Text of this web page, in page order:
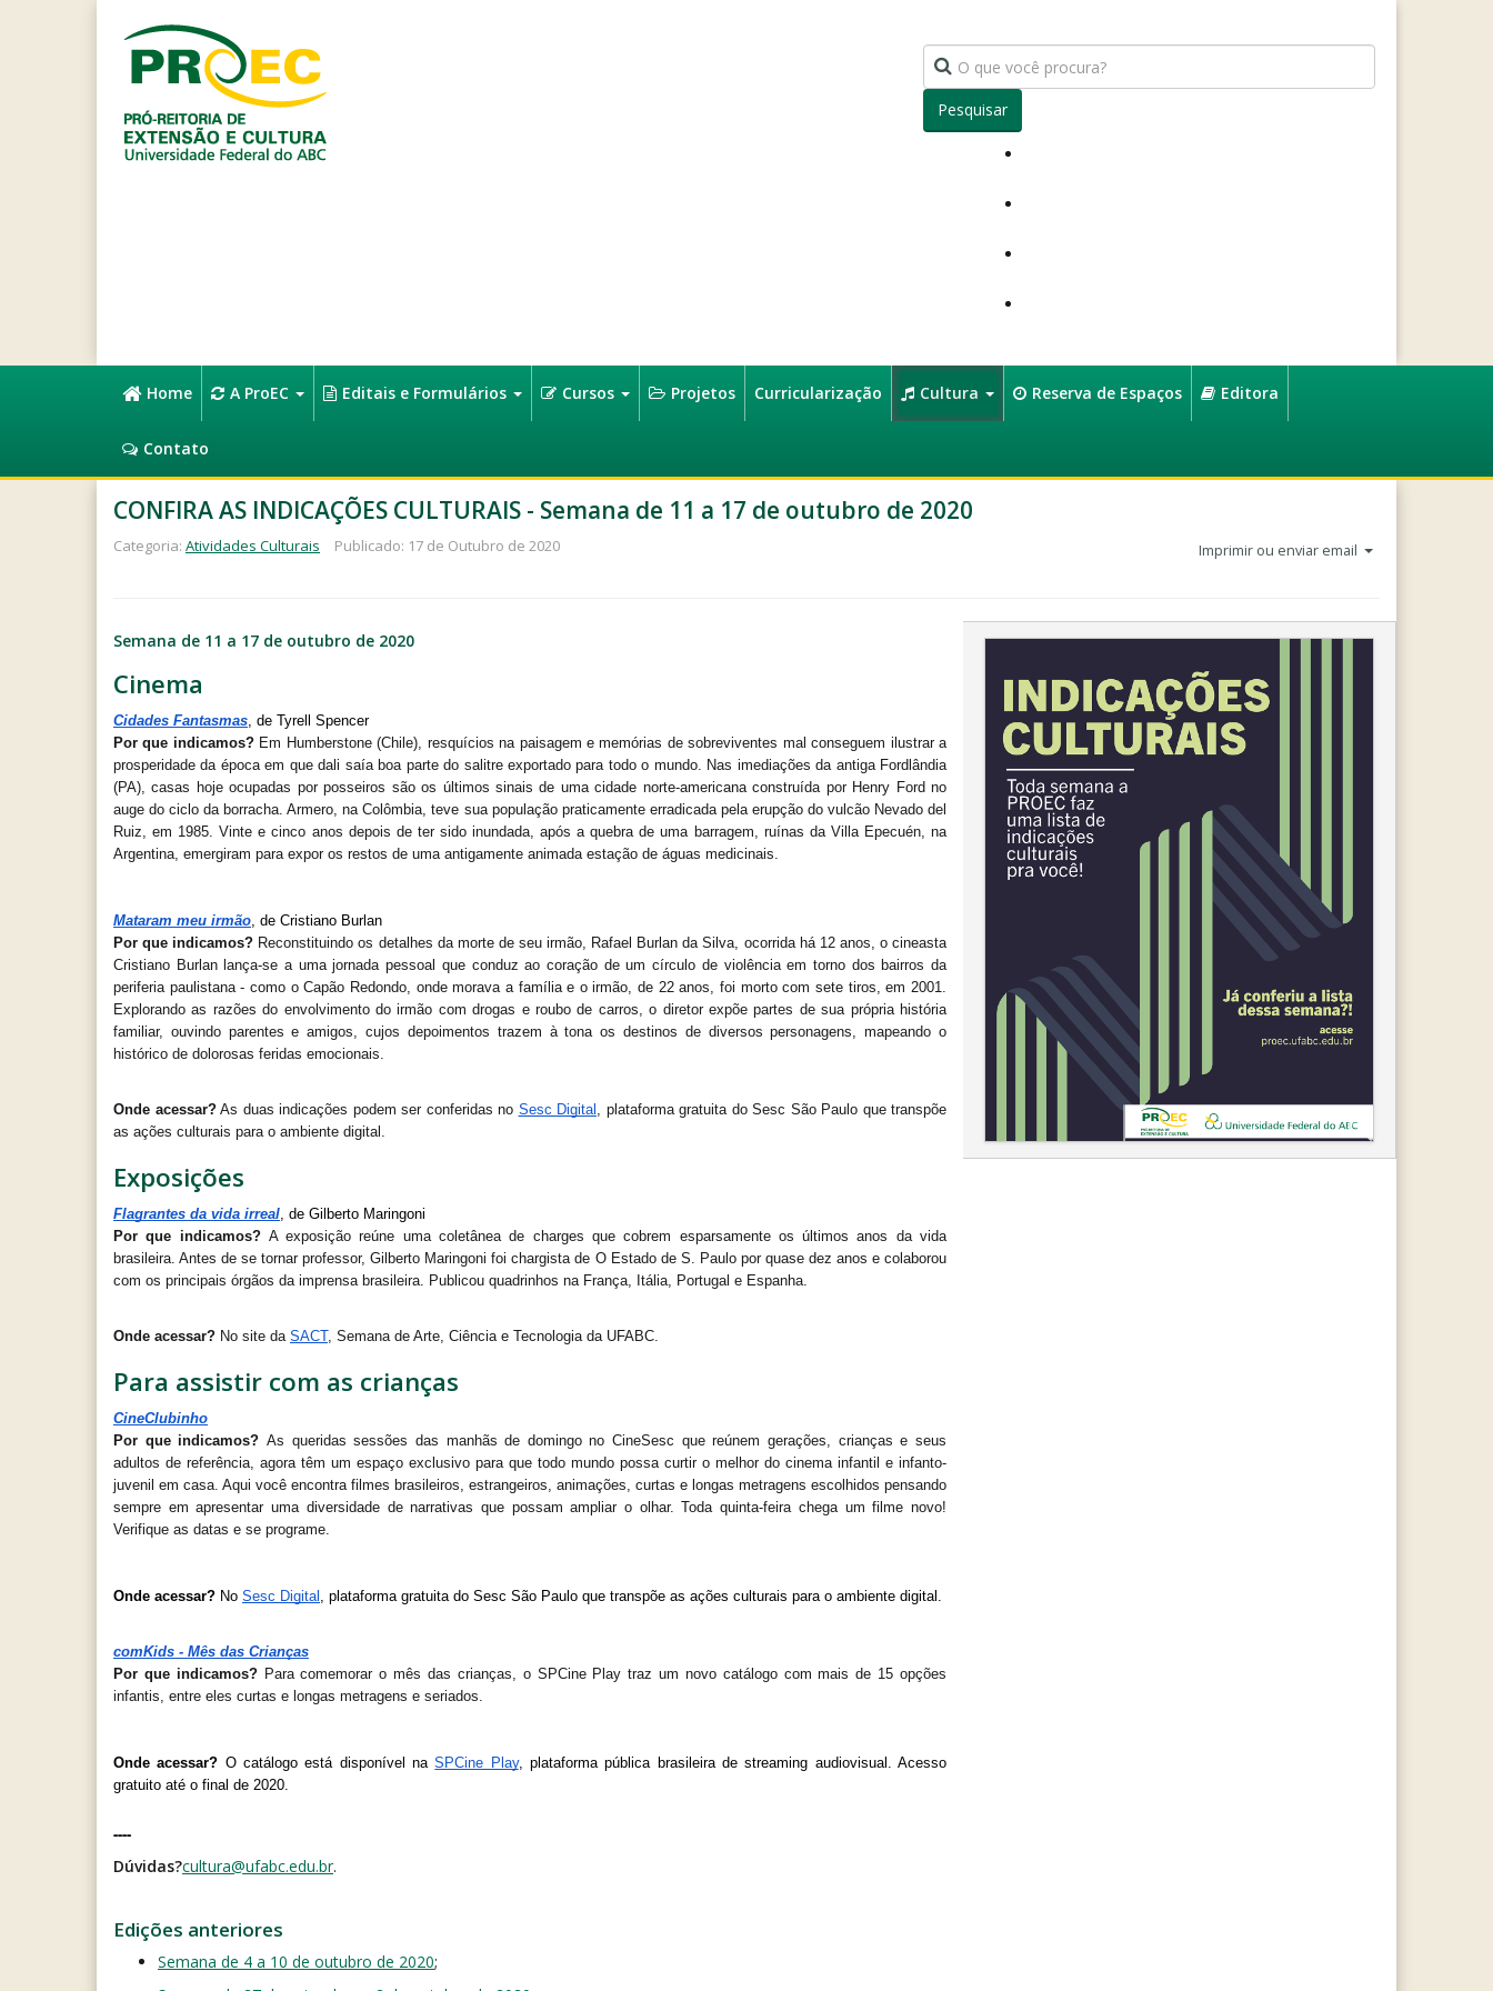
Pesquisar
Home A ProEC Editais e Formulários Cursos Projetos Curricularização Cultura Reserva de Espaços Editora
Contato
CONFIRA AS INDICAÇÕES CULTURAIS - Semana de 11 a 17 de outubro de 2020
Imprimir ou enviar email
Categoria: Atividades Culturais Publicado: 17 de Outubro de 2020
Semana de 11 a 17 de outubro de 2020
Cinema
Cidades Fantasmas, de Tyrell Spencer
Por que indicamos? Em Humberstone (Chile), resquícios na paisagem e memórias de sobreviventes mal conseguem ilustrar a
prosperidade da época em que dali saía boa parte do salitre exportado para todo o mundo. Nas imediações da antiga Fordlândia
(PA), casas hoje ocupadas por posseiros são os últimos sinais de uma cidade norte-americana construída por Henry Ford no
auge do ciclo da borracha. Armero, na Colômbia, teve sua população praticamente erradicada pela erupção do vulcão Nevado del
Ruiz, em 1985. Vinte e cinco anos depois de ter sido inundada, após a quebra de uma barragem, ruínas da Villa Epecuén, na
Argentina, emergiram para expor os restos de uma antigamente animada estação de águas medicinais.
Mataram meu irmão, de Cristiano Burlan
Por que indicamos? Reconstituindo os detalhes da morte de seu irmão, Rafael Burlan da Silva, ocorrida há 12 anos, o cineasta
Cristiano Burlan lança-se a uma jornada pessoal que conduz ao coração de um círculo de violência em torno dos bairros da
periferia paulistana - como o Capão Redondo, onde morava a família e o irmão, de 22 anos, foi morto com sete tiros, em 2001.
Explorando as razões do envolvimento do irmão com drogas e roubo de carros, o diretor expõe partes de sua própria história
familiar, ouvindo parentes e amigos, cujos depoimentos trazem à tona os destinos de diversos personagens, mapeando o
histórico de dolorosas feridas emocionais.
Onde acessar? As duas indicações podem ser conferidas no Sesc Digital , plataforma gratuita do Sesc São Paulo que transpõe
as ações culturais para o ambiente digital.
Exposições
Flagrantes da vida irreal, de Gilberto Maringoni
Por que indicamos? A exposição reúne uma coletânea de charges que cobrem esparsamente os últimos anos da vida
brasileira. Antes de se tornar professor, Gilberto Maringoni foi chargista de O Estado de S. Paulo por quase dez anos e colaborou
com os principais órgãos da imprensa brasileira. Publicou quadrinhos na França, Itália, Portugal e Espanha.
Onde acessar? No site da SACT, Semana de Arte, Ciência e Tecnologia da UFABC.
Para assistir com as crianças
CineClubinho
Por que indicamos? As queridas sessões das manhãs de domingo no CineSesc que reúnem gerações, crianças e seus
adultos de referência, agora têm um espaço exclusivo para que todo mundo possa curtir o melhor do cinema infantil e infanto-
juvenil em casa. Aqui você encontra filmes brasileiros, estrangeiros, animações, curtas e longas metragens escolhidos pensando
sempre em apresentar uma diversidade de narrativas que possam ampliar o olhar. Toda quinta-feira chega um filme novo!
Verifique as datas e se programe.
Onde acessar? No Sesc Digital , plataforma gratuita do Sesc São Paulo que transpõe as ações culturais para o ambiente digital.
comKids - Mês das Crianças
Por que indicamos? Para comemorar o mês das crianças, o SPCine Play traz um novo catálogo com mais de 15 opções
infantis, entre eles curtas e longas metragens e seriados.
Onde acessar? O catálogo está disponível na SPCine Play, plataforma pública brasileira de streaming audiovisual. Acesso
gratuito até o final de 2020.
----
Dúvidas?cultura@ufabc.edu.br.
Edições anteriores
Semana de 4 a 10 de outubro de 2020;